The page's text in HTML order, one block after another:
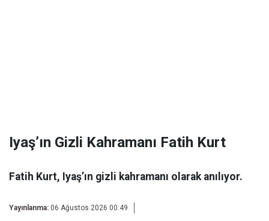
Iyaş’ın Gizli Kahramanı Fatih Kurt
Fatih Kurt, Iyaş’ın gizli kahramanı olarak anılıyor.
Yayınlanma: 06 Ağustos 2026 00:49